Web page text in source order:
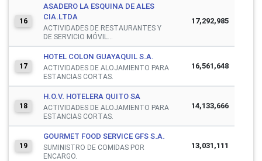
16
ASADERO LA ESQUINA DE ALES
CIA.LTDA
ACTIVIDADES DE RESTAURANTES Y
DE SERVICIO MÓVIL...
17,292,985
17
HOTEL COLON GUAYAQUIL S.A.
ACTIVIDADES DE ALOJAMIENTO PARA
ESTANCIAS CORTAS.
16,561,648
18
H.O.V. HOTELERA QUITO SA
ACTIVIDADES DE ALOJAMIENTO PARA
ESTANCIAS CORTAS.
14,133,666
19
GOURMET FOOD SERVICE GFS S.A.
SUMINISTRO DE COMIDAS POR
ENCARGO.
13,031,111